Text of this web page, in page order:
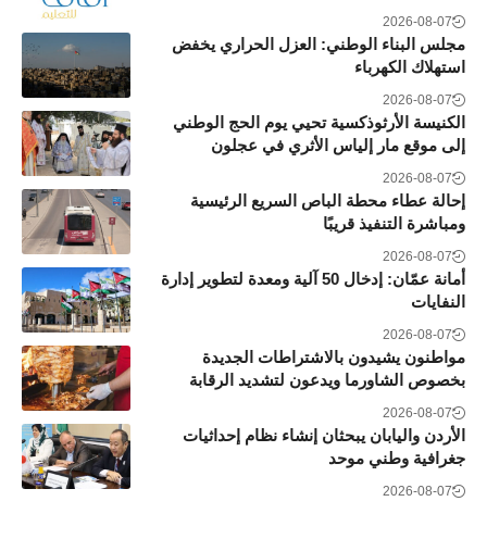
2026-08-07
مجلس البناء الوطني: العزل الحراري يخفض
استهلاك الكهرباء
2026-08-07
الكنيسة الأرثوذكسية تحيي يوم الحج الوطني
إلى موقع مار إلياس الأثري في عجلون
2026-08-07
إحالة عطاء محطة الباص السريع الرئيسية
ومباشرة التنفيذ قريبًا
2026-08-07
أمانة عمّان: إدخال 50 آلية ومعدة لتطوير إدارة
النفايات
2026-08-07
مواطنون يشيدون بالاشتراطات الجديدة
بخصوص الشاورما ويدعون لتشديد الرقابة
2026-08-07
الأردن واليابان يبحثان إنشاء نظام إحداثيات
جغرافية وطني موحد
2026-08-07